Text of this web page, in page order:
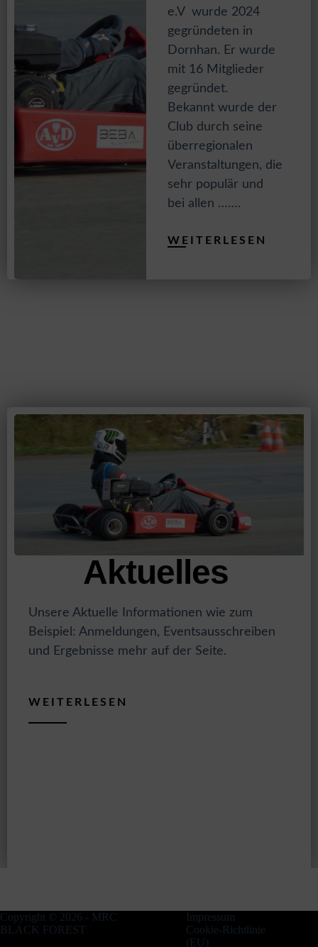
e.V wurde 2024
gegründeten in
Dornhan. Er wurde
mit 16 Mitglieder
gegründet.
Bekannt wurde der
Club durch seine
überregionalen
Veranstaltungen, die
sehr populär und
bei allen …….
WEITERLESEN
Aktuelles
Unsere Aktuelle Informationen wie zum
Beispiel: Anmeldungen, Eventsausschreiben
und Ergebnisse mehr auf der Seite.
WEITERLESEN
Copyright © 2026 - MRC
BLACK FOREST
Impressum
Cookie-Richtlinie
(EU)